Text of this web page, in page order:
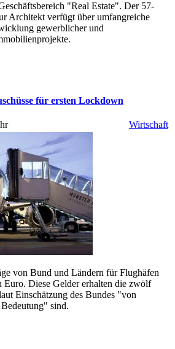
"Real Estate". Der 57-
Architekt verfügt über umfangreiche
gewerblicher und
für ersten Lockdown
Wirtschaft
von Bund und Ländern für Flughäfen
Euro. Diese Gelder erhalten die zwölf
Einschätzung des Bundes "von
sind.